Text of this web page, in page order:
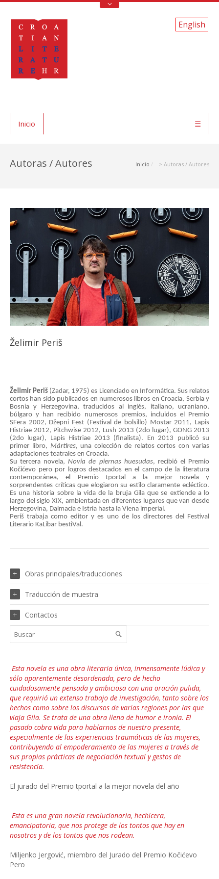
English
Inicio ☰
Inicio > Autoras / Autores
Autoras / Autores
Želimir Periš
Želimir Periš (Zadar, 1975) es Licenciado en Informática. Sus relatos
cortos han sido publicados en numerosos libros en Croacia, Serbia y
Bosnia y Herzegovina, traducidos al inglés, italiano, ucraniano,
búlgaro y han recibido numerosos premios, incluidos el Premio
SFera 2002, Džepni Fest (Festival de bolsillo) Mostar 2011, Lapis
Histriae 2012, Pitchwise 2012, Lush 2013 (2do lugar), GONG 2013
(2do lugar), Lapis Histriae 2013 (finalista). En 2013 publicó su
primer libro, Mártires, una colección de relatos cortos con varias
adaptaciones teatrales en Croacia.
Su tercera novela,Novia de piernas huesudas, recibió el Premio
Kočićevo pero por logros destacados en el campo de la literatura
contemporánea, el Premio tportal a la mejor novela y
sorprendentes críticas que elogiaron su estilo claramente ecléctico.
Es una historia sobre la vida de la bruja Gila que se extiende a lo
largo del siglo XIX, ambientada en diferentes lugares que van desde
Herzegovina, Dalmacia e Istria hasta la Viena imperial.
Periš trabaja como editor y es uno de los directores del Festival
Literario KaLibar bestiVal.
Obras principales/traducciones
Traducción de muestra
Contactos
Esta novela es una obra literaria única, inmensamente lúdica y
sólo aparentemente desordenada, pero de hecho
cuidadosamente pensada y ambiciosa con una oración pulida,
que requirió un extenso trabajo de investigación, tanto sobre los
hechos como sobre los discursos de varias regiones por las que
viaja Gila. Se trata de una obra llena de humor e ironía. El
pasado cobra vida para hablarnos de nuestro presente,
especialmente de las experiencias traumáticas de las mujeres,
contribuyendo al empoderamiento de las mujeres a través de
sus propias prácticas de negociación textual y gestos de
resistencia.
El jurado del Premio tportal a la mejor novela del año
Esta es una gran novela revolucionaria, hechicera,
emancipatoria, que nos protege de los tontos que hay en
nosotros y de los tontos que nos rodean.
Miljenko Jergović, miembro del Jurado del Premio Kočićevo
Pero